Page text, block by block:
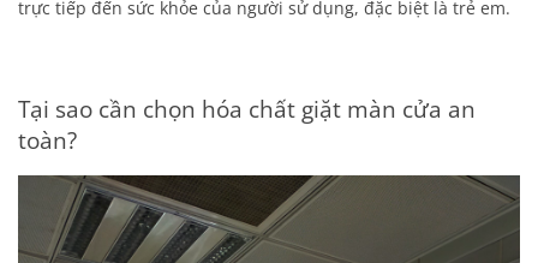
trực tiếp đến sức khỏe của người sử dụng, đặc biệt là trẻ em.
Tại sao cần chọn hóa chất giặt màn cửa an
toàn?